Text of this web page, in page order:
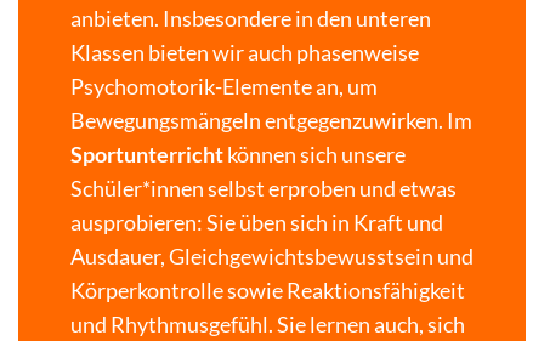
anbieten. Insbesondere in den unteren
Klassen bieten wir auch phasenweise
Psychomotorik-Elemente an, um
Bewegungsmängeln entgegenzuwirken. Im
Sportunterrichtkönnen sich unsere
Schüler*innen selbst erproben und etwas
ausprobieren: Sie üben sich in Kraft und
Ausdauer, Gleichgewichtsbewusstsein und
Körperkontrolle sowie Reaktionsfähigkeit
und Rhythmusgefühl. Sie lernen auch, sich